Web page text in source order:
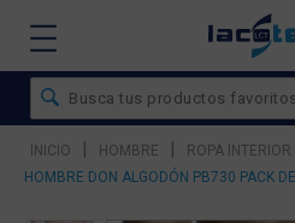
INICIO | HOMBRE | ROPA INTERIOR
HOMBRE DON ALGODÓN PB730 PACK